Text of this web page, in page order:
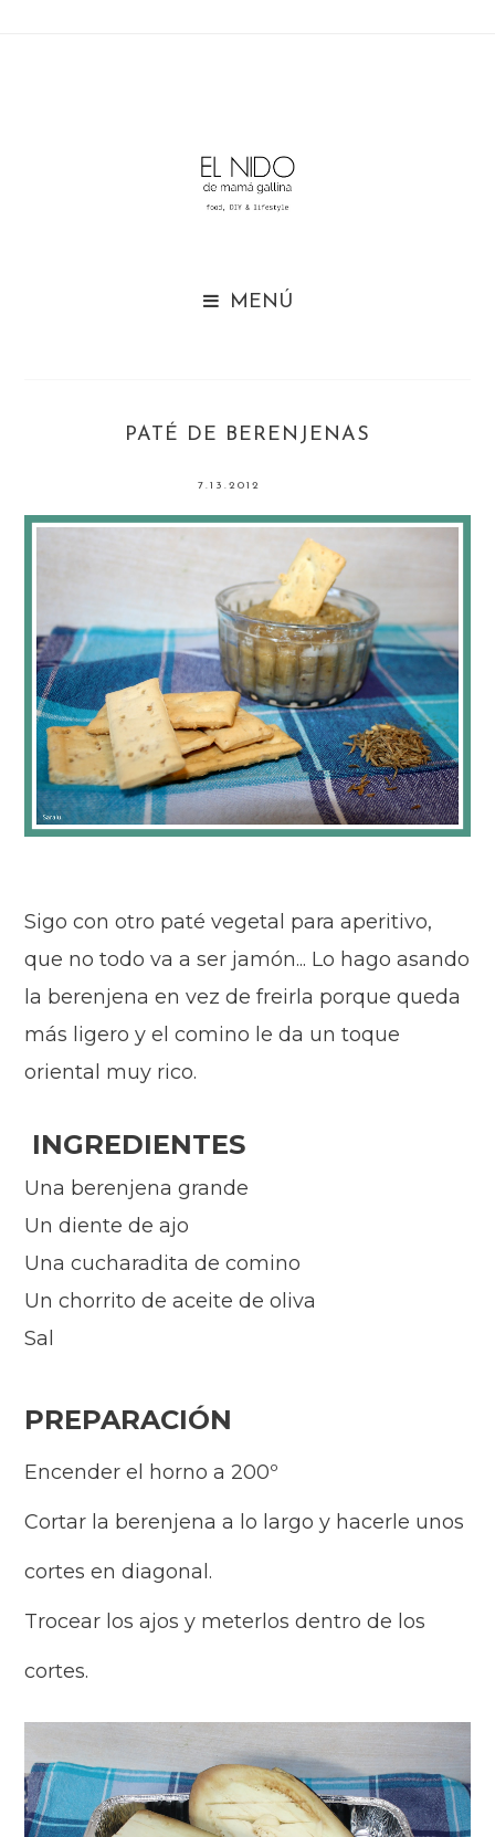

PATÉ DE BERENJENAS
7.13.2012
Sigo con otro paté vegetal para aperitivo,
que no todo va a ser jamón... Lo hago asando
la berenjena en vez de freirla porque queda
más ligero y el comino le da un toque
oriental muy rico.
INGREDIENTES
Una berenjena grande
Un diente de ajo
Una cucharadita de comino
Un chorrito de aceite de oliva
Sal
PREPARACIÓN
Encender el horno a 200º
Cortar la berenjena a lo largo y hacerle unos
cortes en diagonal.
Trocear los ajos y meterlos dentro de los
cortes.